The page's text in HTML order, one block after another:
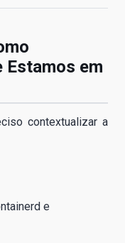
Estamos em
contextualizar a
e